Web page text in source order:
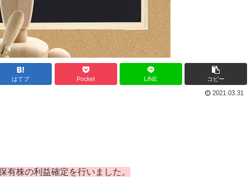
はてブ Pocket LINE コピー
2021.03.31
有株の利益確定を行いました。